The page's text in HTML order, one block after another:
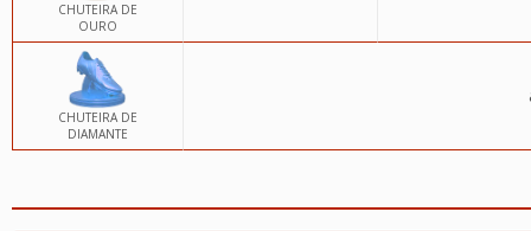
CHUTEIRA DE
OURO
CHUTEIRA DE
DIAMANTE